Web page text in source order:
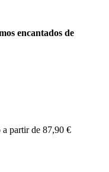
encantados de
a partir de 87,90 €